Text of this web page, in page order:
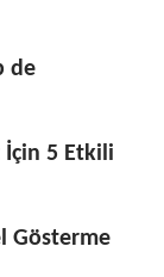
de
İçin 5 Etkili
Gösterme